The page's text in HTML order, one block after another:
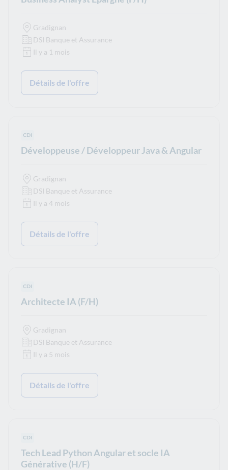
Gradignan
DSI Banque et Assurance
Il y a 1 mois
Détails de l'offre
Type de contrat :
CDI
Développeuse / Développeur Java & Angular
Gradignan
DSI Banque et Assurance
Il y a 4 mois
Détails de l'offre
Type de contrat :
CDI
Architecte IA (F/H)
Gradignan
DSI Banque et Assurance
Il y a 5 mois
Détails de l'offre
Type de contrat :
CDI
Tech Lead Python Angular et socle IA
Générative (H/F)